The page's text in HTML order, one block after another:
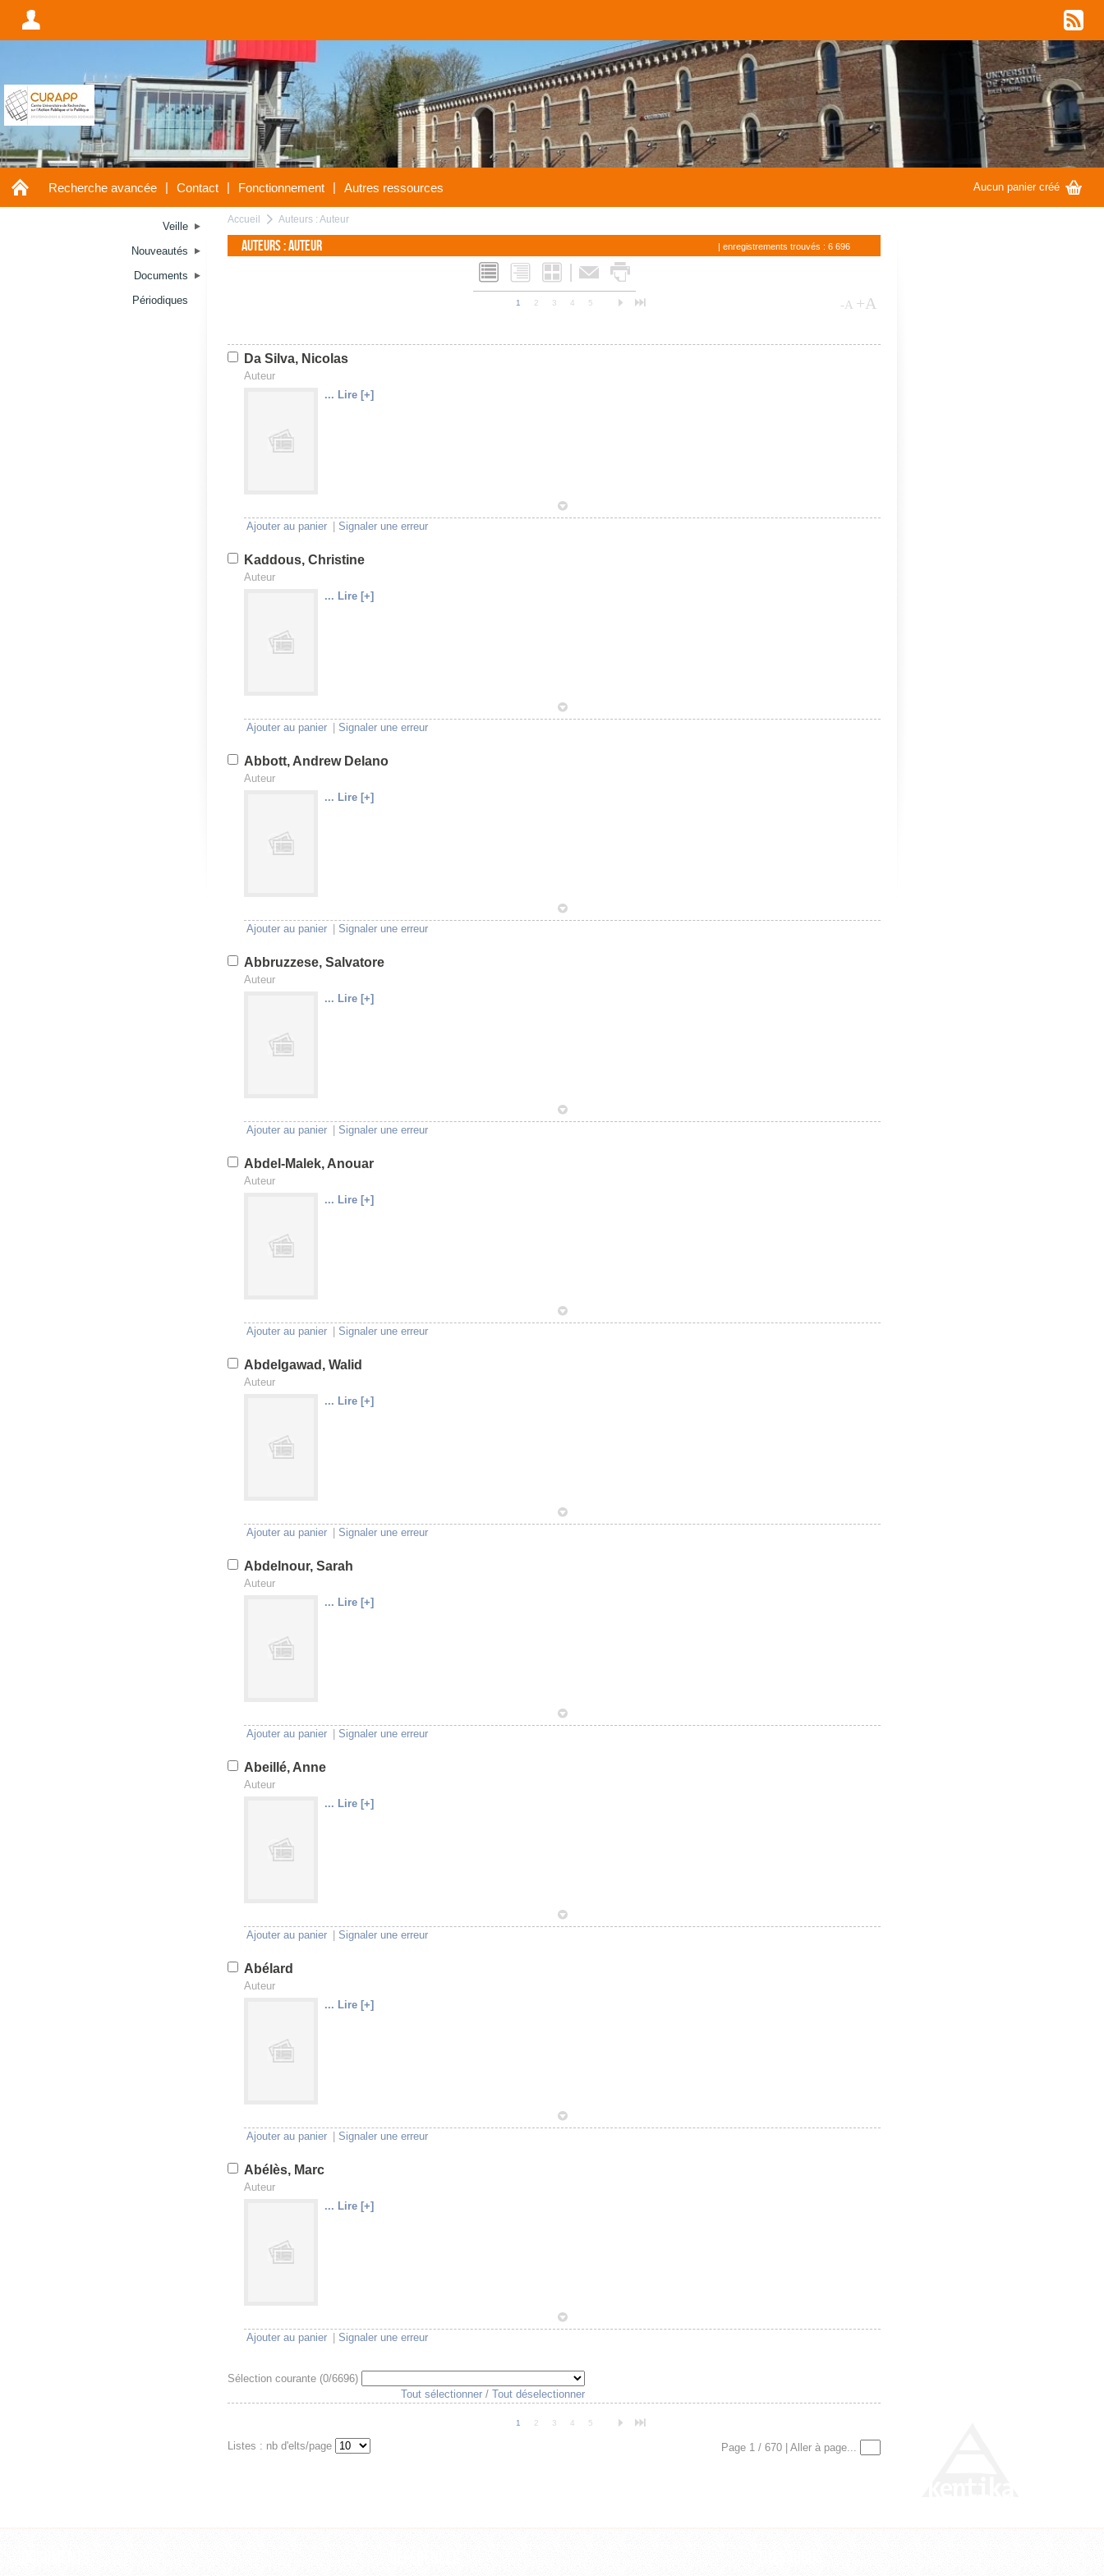
A w
A Recherche avancée | Contact | Fonctionnement | Autres ressources Aucun panier créé G
Veille
Nouveautés
Documents
Périodiques
Accueil a Auteurs : Auteur
Auteurs : Auteur | enregistrements trouvés : 6 696
L Q M | F x
1 2 3 4 5 n o -A +A
Da Silva, Nicolas
Auteur
U
V
... Lire [+]
Ajouter au panier Signaler une erreur
1
Kaddous, Christine
Auteur
U
V
... Lire [+]
Ajouter au panier Signaler une erreur
1
Abbott, Andrew Delano
Auteur
U
V
... Lire [+]
Ajouter au panier Signaler une erreur
1
Abbruzzese, Salvatore
Auteur
U
V
... Lire [+]
Ajouter au panier Signaler une erreur
1
Abdel-Malek, Anouar
Auteur
U
V
... Lire [+]
Ajouter au panier Signaler une erreur
1
Abdelgawad, Walid
Auteur
U
V
... Lire [+]
Ajouter au panier Signaler une erreur
1
Abdelnour, Sarah
Auteur
U
V
... Lire [+]
Ajouter au panier Signaler une erreur
1
Abeillé, Anne
Auteur
U
V
... Lire [+]
Ajouter au panier Signaler une erreur
1
Abélard
Auteur
U
V
... Lire [+]
Ajouter au panier Signaler une erreur
1
Abélès, Marc
Auteur
U
V
... Lire [+]
Ajouter au panier Signaler une erreur
1
Sélection courante (0/6696)
Tout sélectionner / Tout déselectionner
1 2 3 4 5 n o
Listes : nb d'elts/page Page 1 / 670 | Aller à page...